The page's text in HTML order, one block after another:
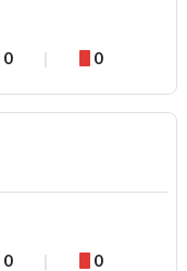
0 0
0 0